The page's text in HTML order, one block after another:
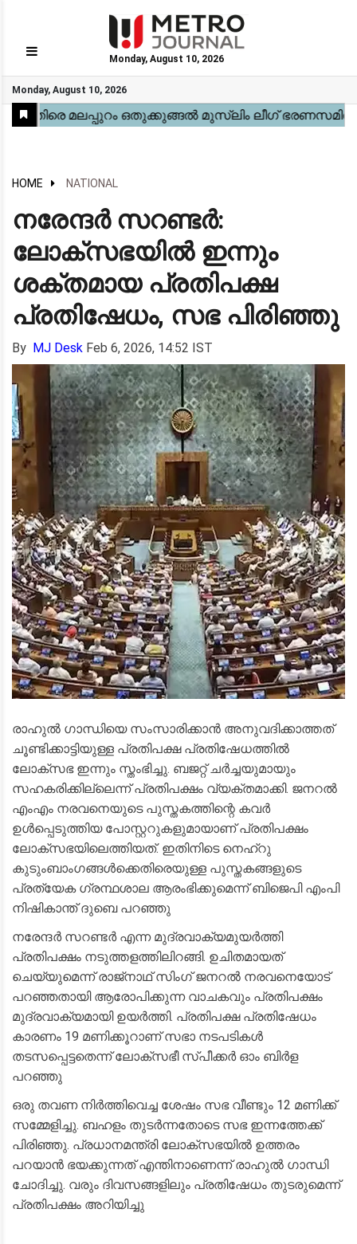
Monday, August 10, 2026
Monday, August 10, 2026
GO
Home
Kerala
National
Gulf
World
Sports
Movies
Health
Automobile
Travel
Education
Novel
Business
Technology
Webstory
HOME NATIONAL
നരേന്ദർ സറണ്ടർ:
ലോക്‌സഭയിൽ ഇന്നും
ശക്തമായ പ്രതിപക്ഷ
പ്രതിഷേധം, സഭ പിരിഞ്ഞു
By MJ Desk Feb 6, 2026, 14:52 IST
രാഹുൽ ഗാന്ധിയെ സംസാരിക്കാൻ അനുവദിക്കാത്തത്
ചൂണ്ടിക്കാട്ടിയുള്ള പ്രതിപക്ഷ പ്രതിഷേധത്തിൽ
ലോക്‌സഭ ഇന്നും സ്തംഭിച്ചു. ബജറ്റ് ചർച്ചയുമായും
സഹകരിക്കില്ലെന്ന് പ്രതിപക്ഷം വ്യക്തമാക്കി. ജനറൽ
എംഎം നരവനെയുടെ പുസ്തകത്തിന്റെ കവർ
ഉൾപ്പെടുത്തിയ പോസ്റ്ററുകളുമായാണ് പ്രതിപക്ഷം
ലോക്‌സഭയിലെത്തിയത്. ഇതിനിടെ നെഹ്‌റു
കുടുംബാംഗങ്ങൾക്കെതിരെയുള്ള പുസ്തകങ്ങളുടെ
പ്രത്യേക ഗ്രന്ഥശാല ആരംഭിക്കുമെന്ന് ബിജെപി എംപി
നിഷികാന്ത് ദുബെ പറഞ്ഞു
നരേന്ദർ സറണ്ടർ എന്ന മുദ്രവാക്യമുയർത്തി
പ്രതിപക്ഷം നടുത്തളത്തിലിറങ്ങി. ഉചിതമായത്
ചെയ്യുമെന്ന് രാജ്‌നാഥ് സിംഗ് ജനറൽ നരവനെയോട്
പറഞ്ഞതായി ആരോപിക്കുന്ന വാചകവും പ്രതിപക്ഷം
മുദ്രവാക്യമായി ഉയർത്തി. പ്രതിപക്ഷ പ്രതിഷേധം
കാരണം 19 മണിക്കൂറാണ് സഭാ നടപടികൾ
തടസപ്പെട്ടതെന്ന് ലോക്‌സഭീ സ്പീക്കർ ഓം ബിർള
പറഞ്ഞു
ഒരു തവണ നിർത്തിവെച്ച ശേഷം സഭ വീണ്ടും 12 മണിക്ക്
സമ്മേളിച്ചു. ബഹളം തുടർന്നതോടെ സഭ ഇന്നത്തേക്ക്
പിരിഞ്ഞു. പ്രധാനമന്ത്രി ലോക്‌സഭയിൽ ഉത്തരം
പറയാൻ ഭയക്കുന്നത് എന്തിനാണെന്ന് രാഹുൽ ഗാന്ധി
ചോദിച്ചു. വരും ദിവസങ്ങളിലും പ്രതിഷേധം തുടരുമെന്ന്
പ്രതിപക്ഷം അറിയിച്ചു